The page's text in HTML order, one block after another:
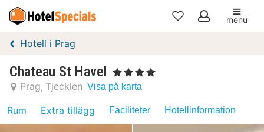
Mina
menu
Hotell i Prag
Chateau St Havel , 4 Stjärnor
Prag Tjeckien Visa på karta
Rum Extra tillägg Faciliteter Hotellinformation